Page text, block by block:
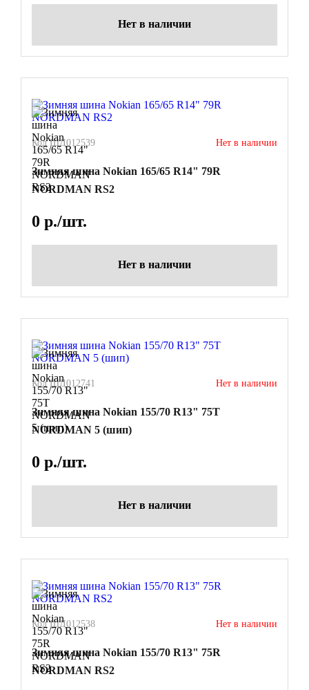
Нет в наличии
Код ШД012539 Нет в наличии
Зимняя шина Nokian 165/65 R14" 79R
NORDMAN RS2
0 р./шт.
Нет в наличии
Код ШД012741 Нет в наличии
Зимняя шина Nokian 155/70 R13" 75T
NORDMAN 5 (шип)
0 р./шт.
Нет в наличии
Код ШД012538 Нет в наличии
Зимняя шина Nokian 155/70 R13" 75R
NORDMAN RS2